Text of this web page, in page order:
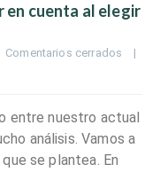
en cuenta al elegir
Comentarios cerrados
|
entre nuestro actual
análisis. Vamos a
se plantea. En